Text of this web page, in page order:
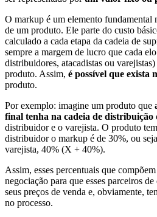
O markup é um elemento fundamental
de um produto. Ele parte do custo
calculado a cada etapa da cadeia de
sempre a margem de lucro que cada
distribuidores, atacadistas ou
produto. Assim, é possível que exista
produto.
Por exemplo: imagine um produto que
final tenha na cadeia de distribuição
distribuidor e o varejista. O produto
distribuidor o markup é de 30%, ou
varejista, 40% (X + 40%).
Assim, esses percentuais que
negociação para que esses parceiros
seus preços de venda e, obviamente,
no processo.